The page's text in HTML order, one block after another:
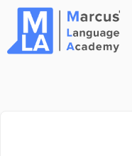
contenido